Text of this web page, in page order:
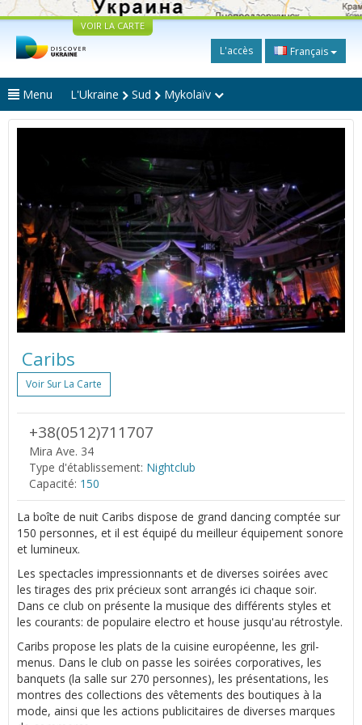
VOIR LA CARTE
L'accès Français
Menu L'Ukraine Sud Mykolaïv
Caribs
Voir Sur La Carte
+38(0512)711707
Mira Ave. 34
Type d'établissement: Nightclub
Capacité: 150
La boîte de nuit Caribs dispose de grand dancing comptée sur
150 personnes, et il est équipé du meilleur équipement sonore
et lumineux.
Les spectacles impressionnants et de diverses soirées avec
les tirages des prix précieux sont arrangés ici chaque soir.
Dans ce club on présente la musique des différents styles et
les courants: de populaire electro et house jusqu'au rétrostyle.
Сaribs propose les plats de la cuisine européenne, les gril-
menus. Dans le club on passe les soirées corporatives, les
banquets (la salle sur 270 personnes), les présentations, les
montres des collections des vêtements des boutiques à la
mode, ainsi que les actions publicitaires de diverses marques